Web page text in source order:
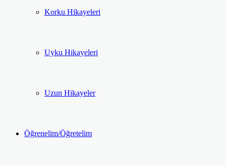
Korku Hikayeleri
Uyku Hikayeleri
Uzun Hikayeler
Öğrenelim/Öğretelim